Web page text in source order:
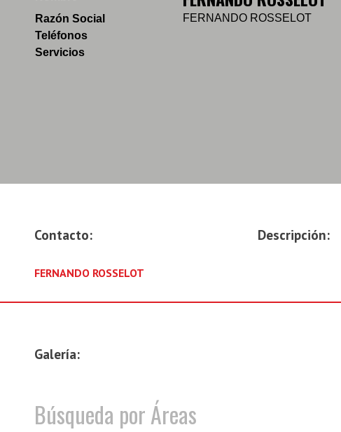
Razón Social
FERNANDO ROSSELOT
Teléfonos
Servicios
Contacto:
FERNANDO ROSSELOT
Descripción:
Galería:
Búsqueda por Áreas